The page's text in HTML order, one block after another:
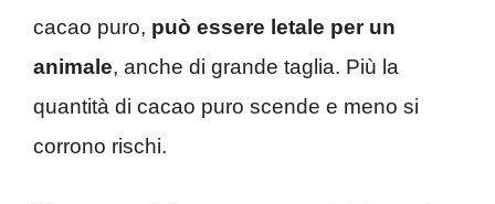
cacao puro, può essere letale per un
animale, anche di grande taglia. Più la
quantità di cacao puro scende e meno si
corrono rischi.